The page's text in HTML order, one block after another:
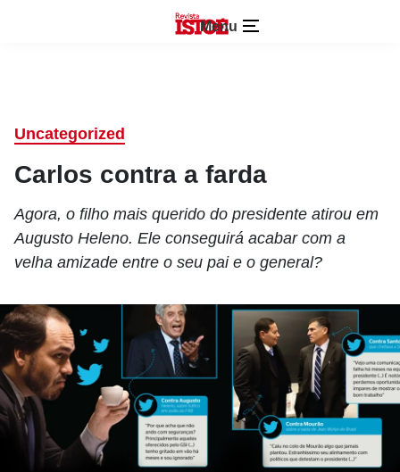
Menu
Uncategorized
Carlos contra a farda
Agora, o filho mais querido do presidente atirou em
Augusto Heleno. Ele conseguirá acabar com a
velha amizade entre o seu pai e o general?